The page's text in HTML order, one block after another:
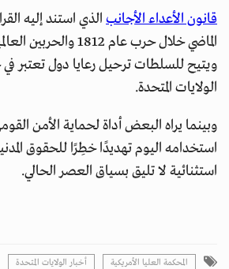
قانون الأعداء الأجانب الذي استند إليه
الماضي خلال حرب عام 1812
ويتيح للسلطات ترحيل رعايا دول تعتبر
الولايات المتحدة.
وبينما يراه البعض أداة لحماية الأمن
استخدامه اليوم تهديدًا خطِرًا للحقوق
استثنائية لا تليق بسياق العصر الحالي.
المحكمة العليا الأمريكية
أخبار الولايات المتحدة